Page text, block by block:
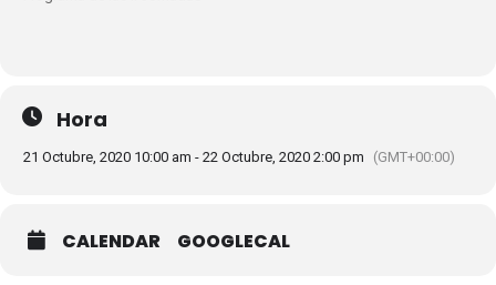
Hora
21 Octubre, 2020 10:00 am - 22 Octubre, 2020 2:00 pm (GMT+00:00)
CALENDAR GOOGLECAL